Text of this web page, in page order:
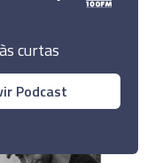
curtas
Podcast